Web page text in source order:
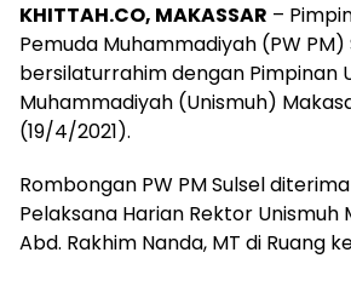
KHITTAH.CO, MAKASSAR –
Pemuda Muhammadiyah (PW PM)
bersilaturrahim dengan Pimpinan
Muhammadiyah (Unismuh)
(19/4/2021).
Rombongan PW PM Sulsel
Pelaksana Harian Rektor Unismuh
Abd. Rakhim Nanda, MT di Ruang